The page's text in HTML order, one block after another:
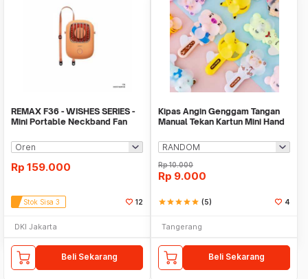
REMAX F36 - WISHES SERIES -
Mini Portable Neckband Fan
Rp 159.000
Stok Sisa 3 12
DKI Jakarta
Beli Sekarang
Kipas Angin Genggam Tangan
Manual Tekan Kartun Mini Hand
Rp10.000
Rp 9.000
starstarstarstarstar (5) 4
Tangerang
Beli Sekarang